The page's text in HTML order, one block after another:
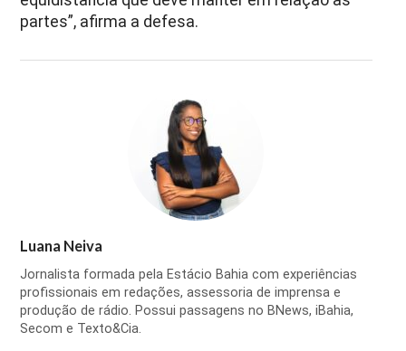
partes”, afirma a defesa.
Luana Neiva
Jornalista formada pela Estácio Bahia com experiências
profissionais em redações, assessoria de imprensa e
produção de rádio. Possui passagens no BNews, iBahia,
Secom e Texto&Cia.